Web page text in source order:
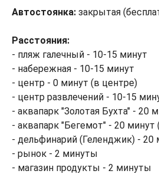
Автостоянка: закрытая
Расстояния:
- пляж галечный - 10-15 минут
- набережная - 10-15 минут
- центр - 0 минут (в центре)
- центр развлечений - 10-15
- аквапарк "Золотая Бухта" - 20
- аквапарк "Бегемот" - 20 минут
- дельфинарий (Геленджик) - 20
- рынок - 2 минуты
- магазин продукты - 2 минуты